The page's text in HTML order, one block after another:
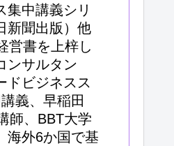
集中講義シリ
新聞出版）他
営書を上梓し
ンサルタン
ビジネスス
義、早稲田
師、BBT大学
海外6か国で基